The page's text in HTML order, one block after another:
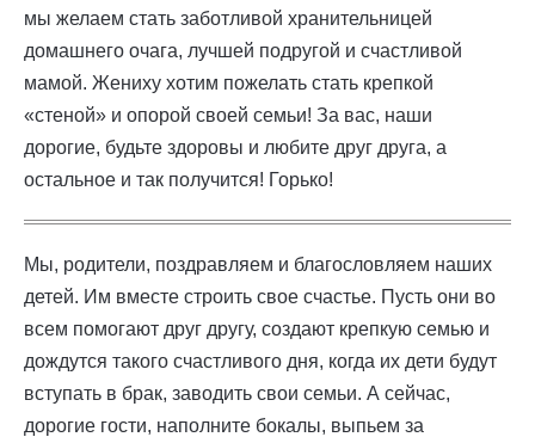
мы желаем стать заботливой хранительницей
домашнего очага, лучшей подругой и счастливой
мамой. Жениху хотим пожелать стать крепкой
«стеной» и опорой своей семьи! За вас, наши
дорогие, будьте здоровы и любите друг друга, а
остальное и так получится! Горько!
Мы, родители, поздравляем и благословляем наших
детей. Им вместе строить свое счастье. Пусть они во
всем помогают друг другу, создают крепкую семью и
дождутся такого счастливого дня, когда их дети будут
вступать в брак, заводить свои семьи. А сейчас,
дорогие гости, наполните бокалы, выпьем за